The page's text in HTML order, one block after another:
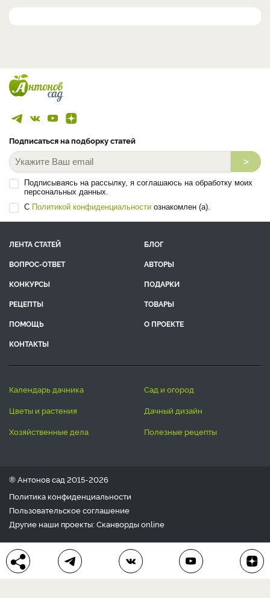
Подписаться на подборку статей
>
Подписываясь на рассылку, я соглашаюсь на обработку моих
персональных данных.
С Политикой конфиденциальности ознакомлен (а).
ЛЕНТА СТАТЕЙ
БЛОГ
ВОПРОС-ОТВЕТ
АВТОРЫ
КОНКУРСЫ
ПОДАРКИ
РЕЦЕПТЫ
ТОВАРЫ
ПОМОЩЬ
О ПРОЕКТЕ
КОНТАКТЫ
календарь дачника
сад и огород
цветы и растения
дачный дизайн
хозяйственные дела
полезные рецепты
® Антонов сад 2015-2026
Политика конфиденциальности
Пользовательское соглашение
Другие наши проекты: Сканвордыonline
Любое использование материала допускается только с
письменного согласия редакции